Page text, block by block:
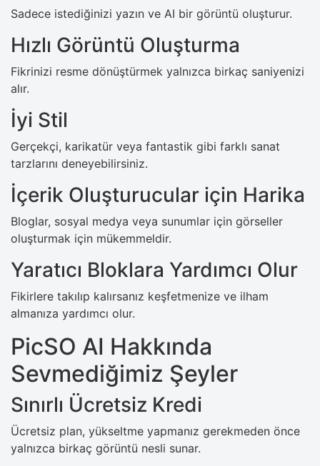
Sadece istediğinizi yazın ve AI bir görüntü oluşturur.
Hızlı Görüntü Oluşturma
Fikrinizi resme dönüştürmek yalnızca birkaç saniyenizi
alır.
İyi Stil
Gerçekçi, karikatür veya fantastik gibi farklı sanat
tarzlarını deneyebilirsiniz.
İçerik Oluşturucular için Harika
Bloglar, sosyal medya veya sunumlar için görseller
oluşturmak için mükemmeldir.
Yaratıcı Bloklara Yardımcı Olur
Fikirlere takılıp kalırsanız keşfetmenize ve ilham
almanıza yardımcı olur.
PicSO AI Hakkında
Sevmediğimiz Şeyler
Sınırlı Ücretsiz Kredi
Ücretsiz plan, yükseltme yapmanız gerekmeden önce
yalnızca birkaç görüntü nesli sunar.